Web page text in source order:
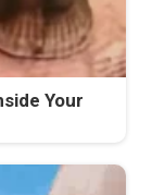
Your